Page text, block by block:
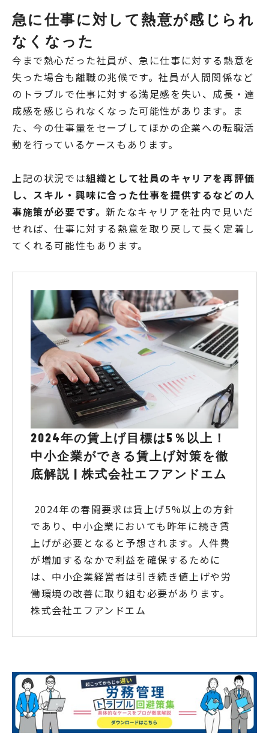
急に仕事に対して熱意が感じられ
なくなった
今まで熱心だった社員が、急に仕事に対する熱意を
失った場合も離職の兆候です。社員が人間関係など
のトラブルで仕事に対する満足感を失い、成長・達
成感を感じられなくなった可能性があります。ま
た、今の仕事量をセーブしてほかの企業への転職活
動を行っているケースもあります。
上記の状況では組織として社員のキャリアを再評価
し、スキル・興味に合った仕事を提供するなどの人
事施策が必要です。新たなキャリアを社内で見いだ
せれば、仕事に対する熱意を取り戻して長く定着し
てくれる可能性もあります。
2024年の賃上げ目標は5％以上！
中小企業ができる賃上げ対策を徹
底解説 | 株式会社エフアンドエム
2024年の春闘要求は賃上げ5%以上の方針
であり、中小企業においても昨年に続き賃
上げが必要となると予想されます。人件費
が増加するなかで利益を確保するために
は、中小企業経営者は引き続き値上げや労
働環境の改善に取り組む必要があります。
株式会社エフアンドエム